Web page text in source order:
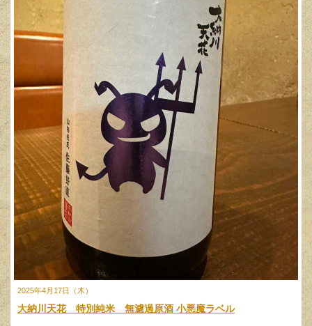
2025年4月17日（木）
大納川天花 特別純米 無濾過原酒 小悪魔ラベル